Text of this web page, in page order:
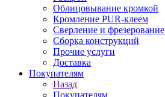
Облицовывание кромкой
Кромление PUR-клеем
Сверление и фрезерование
Сборка конструкций
Прочие услуги
Доставка
Покупателям
Назад
Покупателям